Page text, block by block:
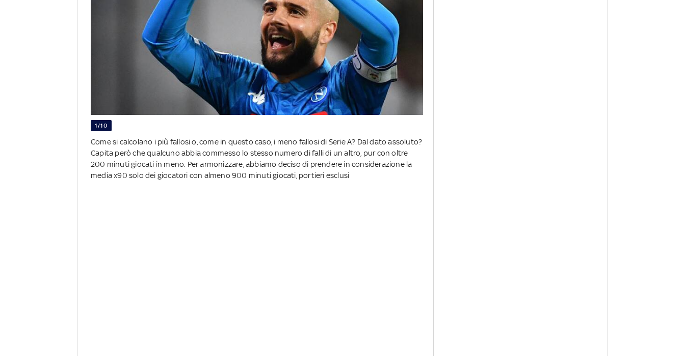
1/10
Come si calcolano i più fallosi o, come in questo caso, i meno fallosi di Serie A? Dal dato assoluto?
Capita però che qualcuno abbia commesso lo stesso numero di falli di un altro, pur con oltre
200 minuti giocati in meno. Per armonizzare, abbiamo deciso di prendere in considerazione la
media x90 solo dei giocatori con almeno 900 minuti giocati, portieri esclusi